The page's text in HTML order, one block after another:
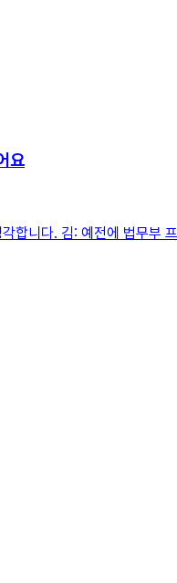
요
합니다. 김: 예전에 법무